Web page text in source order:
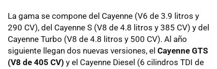
La gama se compone del Cayenne (V6 de 3.9 litros y
290 CV), del Cayenne S (V8 de 4.8 litros y 385 CV) y del
Cayenne Turbo (V8 de 4.8 litros y 500 CV). Al año
siguiente llegan dos nuevas versiones, el Cayenne GTS
(V8 de 405 CV) y el Cayenne Diesel (6 cilindros TDI de